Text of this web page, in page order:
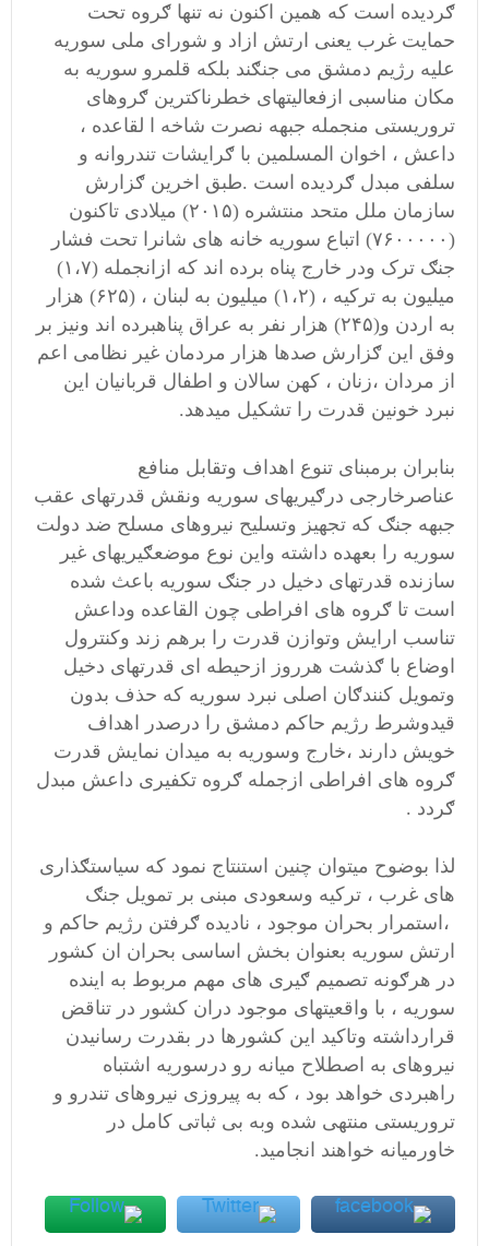
ګردیده است که همین اکنون نه تنها ګروه تحت
حمایت غرب یعنی ارتش ازاد و شورای ملی سوریه
علیه رژیم دمشق می جنګند بلکه قلمرو سوریه به
مکان مناسبی ازفعالیتهای خطرناکترین ګروهای
تروریستی منجمله جبهه نصرت شاخه ا لقاعده ،
داعش ، اخوان المسلمین با ګرایشات تندروانه و
سلفی مبدل ګردیده است .طبق اخرین ګزارش
سازمان ملل متحد منتشره (۲۰۱۵) میلادی تاکنون
(۷۶۰۰۰۰۰) اتباع سوریه خانه های شانرا تحت فشار
جنګ ترک ودر خارج پناه برده اند که ازانجمله (۱،۷)
میلیون به ترکیه ، (۱،۲) میلیون به لبنان ، (۶۲۵) هزار
به اردن و(۲۴۵) هزار نفر به عراق پناهبرده اند ونیز بر
وفق این ګزارش صدها هزار مردمان غیر نظامی اعم
از مردان ،زنان ، کهن سالان و اطفال قربانیان این
نبرد خونین قدرت را تشکیل میدهد.
بنابران برمبنای تنوع اهداف وتقابل منافع
عناصرخارجی درګیریهای سوریه ونقش قدرتهای عقب
جبهه جنګ که تجهیز وتسلیح نیروهای مسلح ضد دولت
سوریه را بعهده داشته واین نوع موضعګیریهای غیر
سازنده قدرتهای دخیل در جنګ سوریه باعث شده
است تا ګروه های افراطی چون القاعده وداعش
تناسب ارایش وتوازن قدرت را برهم زند وکنترول
اوضاع با ګذشت هرروز ازحیطه ای قدرتهای دخیل
وتمویل کنندګان اصلی نبرد سوریه که حذف بدون
قیدوشرط رژیم حاکم دمشق را درصدر اهداف
خویش دارند ،خارج وسوریه به میدان نمایش قدرت
ګروه های افراطی ازجمله ګروه تکفیری داعش مبدل
ګردد .
لذا بوضوح میتوان چنین استنتاج نمود که سیاستګذاری
های غرب ، ترکیه وسعودی مبنی بر تمویل جنګ
،استمرار بحران موجود ، نادیده ګرفتن رژیم حاکم و
ارتش سوریه بعنوان بخش اساسی بحران ان کشور
در هرګونه تصمیم ګیری های مهم مربوط به اینده
سوریه ، با واقعیتهای موجود دران کشور در تناقض
قرارداشته وتاکید این کشورها در بقدرت رسانیدن
نیروهای به اصطلاح میانه رو درسوریه اشتباه
راهبردی خواهد بود ، که به پیروزی نیروهای تندرو و
تروریستی منتهی شده وبه بی ثباتی کامل در
خاورمیانه خواهند انجامید.